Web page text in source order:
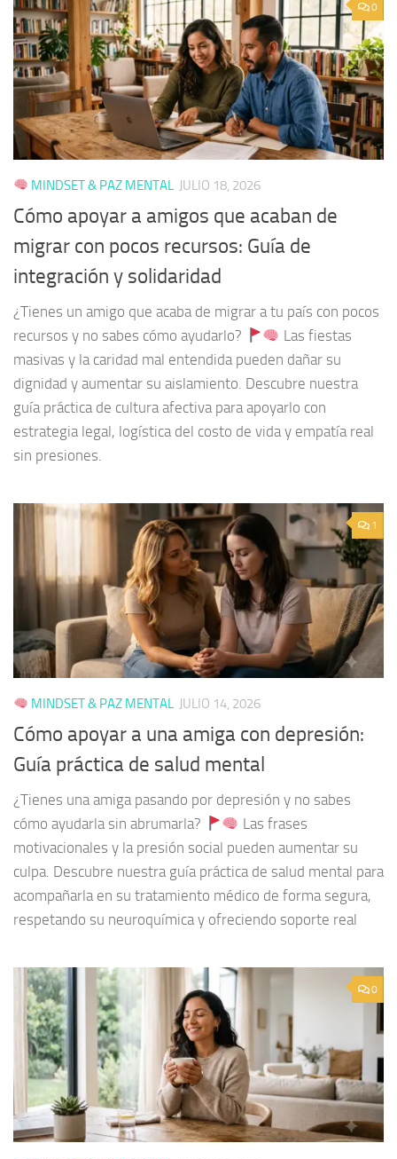
0
MINDSET & PAZ MENTAL JULIO 18, 2026
Cómo apoyar a amigos que acaban de
migrar con pocos recursos: Guía de
integración y solidaridad
¿Tienes un amigo que acaba de migrar a tu país con pocos
recursos y no sabes cómo ayudarlo?
Las fiestas
masivas y la caridad mal entendida pueden dañar su
dignidad y aumentar su aislamiento. Descubre nuestra
guía práctica de cultura afectiva para apoyarlo con
estrategia legal, logística del costo de vida y empatía real
sin presiones.
1
MINDSET & PAZ MENTAL JULIO 14, 2026
Cómo apoyar a una amiga con depresión:
Guía práctica de salud mental
¿Tienes una amiga pasando por depresión y no sabes
cómo ayudarla sin abrumarla?
Las frases
motivacionales y la presión social pueden aumentar su
culpa. Descubre nuestra guía práctica de salud mental para
acompañarla en su tratamiento médico de forma segura,
respetando su neuroquímica y ofreciendo soporte real
0